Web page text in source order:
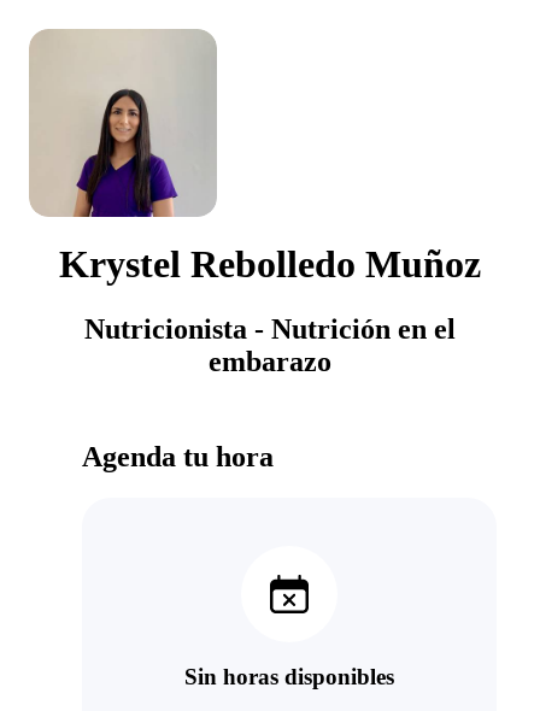
Krystel Rebolledo Muñoz
Nutricionista - Nutrición en el
embarazo
Agenda tu hora
Sin horas disponibles